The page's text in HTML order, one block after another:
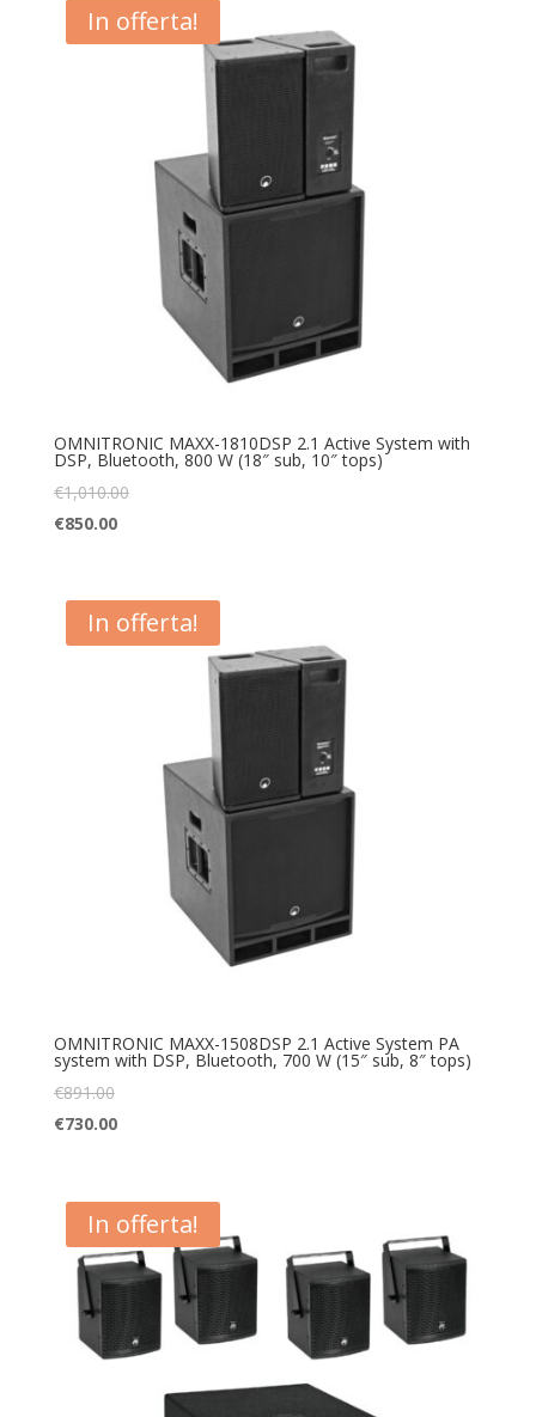
In offerta!
OMNITRONIC MAXX-1810DSP 2.1 Active System with
DSP, Bluetooth, 800 W (18″ sub, 10″ tops)
€1,010.00
€850.00
In offerta!
OMNITRONIC MAXX-1508DSP 2.1 Active System PA
system with DSP, Bluetooth, 700 W (15″ sub, 8″ tops)
€891.00
€730.00
In offerta!